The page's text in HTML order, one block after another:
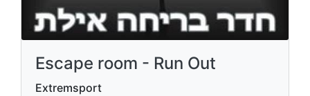
Escape room - Run Out
Extremsport